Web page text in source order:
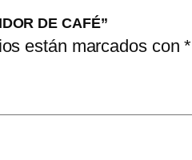
DE CAFÉ”
están marcados con*